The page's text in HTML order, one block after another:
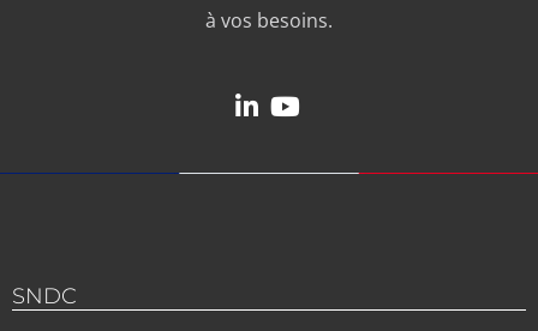
à vos besoins.
SNDC